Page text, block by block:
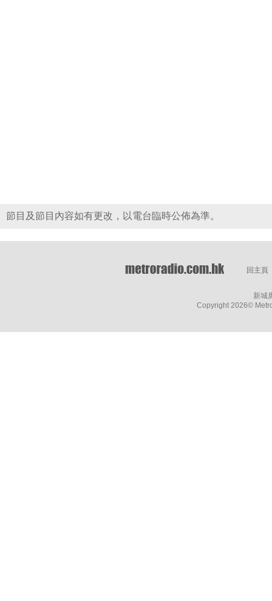
節目及節目內容如有更改，以電台臨時公佈為準。
回主頁
新城
Copyright 2026©